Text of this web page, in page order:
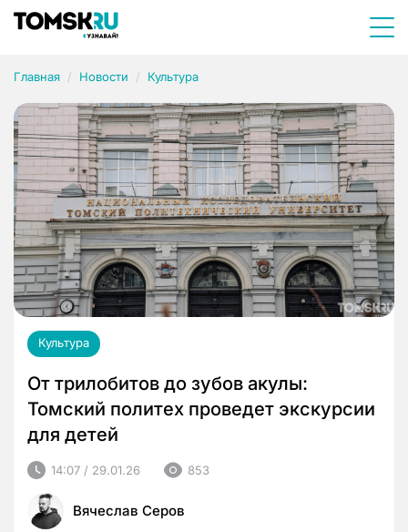
Главная Новости Культура
Культура
От трилобитов до зубов акулы:
Томский политех проведет экскурсии
для детей
14:07 / 29.01.26 853
Вячеслав Серов